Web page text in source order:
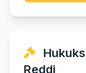
Reddi